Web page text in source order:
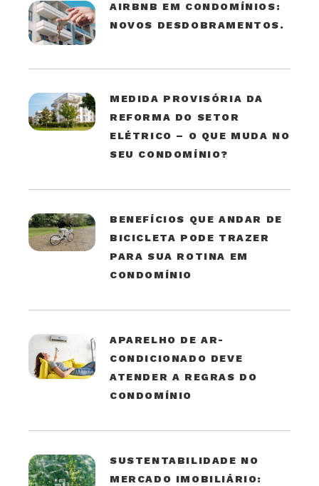
AIRBNB EM CONDOMÍNIOS:
NOVOS DESDOBRAMENTOS.
MEDIDA PROVISÓRIA DA
REFORMA DO SETOR
ELÉTRICO – O QUE MUDA NO
SEU CONDOMÍNIO?
BENEFÍCIOS QUE ANDAR DE
BICICLETA PODE TRAZER
PARA SUA ROTINA EM
CONDOMÍNIO
APARELHO DE AR-
CONDICIONADO DEVE
ATENDER A REGRAS DO
CONDOMÍNIO
SUSTENTABILIDADE NO
MERCADO IMOBILIÁRIO: